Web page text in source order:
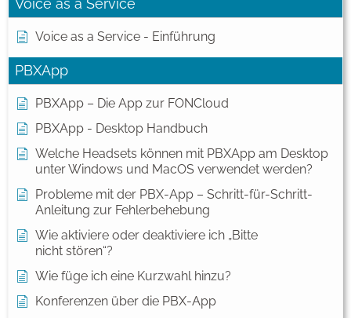
Voice as a Service
Voice as a Service - Einführung
PBXApp
PBXApp – Die App zur FONCloud
PBXApp - Desktop Handbuch
Welche Headsets können mit PBXApp am Desktop
unter Windows und MacOS verwendet werden?
Probleme mit der PBX-App – Schritt-für-Schritt-
Anleitung zur Fehlerbehebung
Wie aktiviere oder deaktiviere ich „Bitte
nicht stören“?
Wie füge ich eine Kurzwahl hinzu?
Konferenzen über die PBX-App